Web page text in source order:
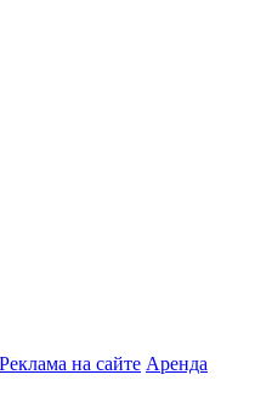
Реклама на сайте Аренда